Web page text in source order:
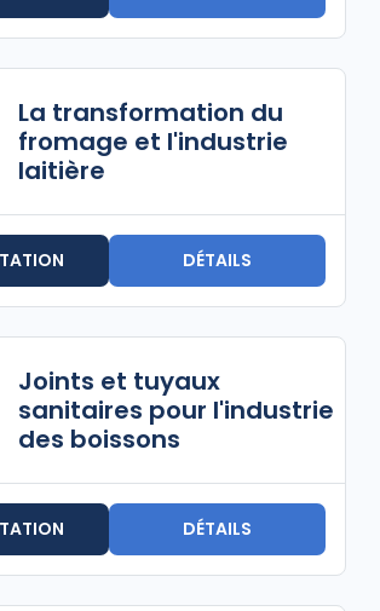
La transformation du
fromage et l'industrie
laitière
DÉTAILS
Joints et tuyaux
sanitaires pour l'industrie
des boissons
DÉTAILS